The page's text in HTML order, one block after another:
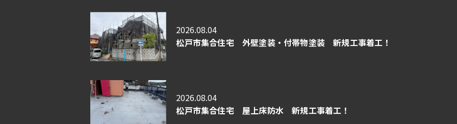
2026.08.04
松戸市集合住宅 外壁塗装・付帯物塗装 新規工事着工！
2026.08.04
松戸市集合住宅 屋上床防水 新規工事着工！